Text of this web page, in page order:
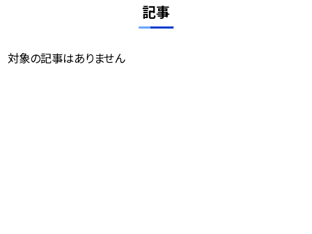
記事
対象の記事はありません